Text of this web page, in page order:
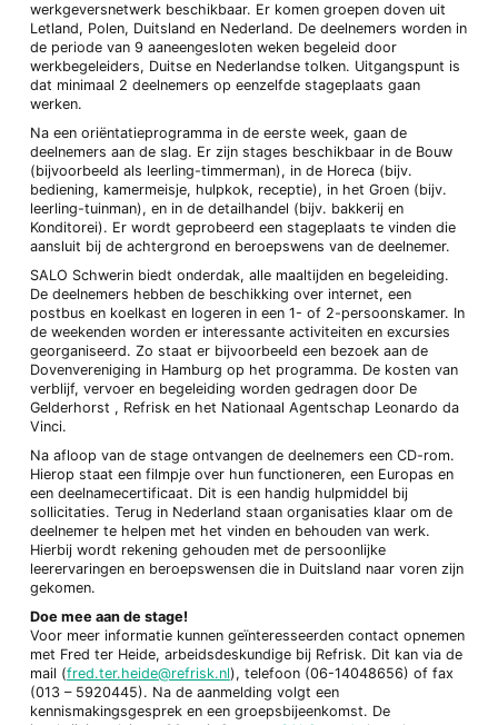
werkgeversnetwerk beschikbaar. Er komen groepen doven uit
Letland, Polen, Duitsland en Nederland. De deelnemers worden in
de periode van 9 aaneengesloten weken begeleid door
werkbegeleiders, Duitse en Nederlandse tolken. Uitgangspunt is
dat minimaal 2 deelnemers op eenzelfde stageplaats gaan
werken.
Na een oriëntatieprogramma in de eerste week, gaan de
deelnemers aan de slag. Er zijn stages beschikbaar in de Bouw
(bijvoorbeeld als leerling-timmerman), in de Horeca (bijv.
bediening, kamermeisje, hulpkok, receptie), in het Groen (bijv.
leerling-tuinman), en in de detailhandel (bijv. bakkerij en
Konditorei). Er wordt geprobeerd een stageplaats te vinden die
aansluit bij de achtergrond en beroepswens van de deelnemer.
SALO Schwerin biedt onderdak, alle maaltijden en begeleiding.
De deelnemers hebben de beschikking over internet, een
postbus en koelkast en logeren in een 1- of 2-persoonskamer. In
de weekenden worden er interessante activiteiten en excursies
georganiseerd. Zo staat er bijvoorbeeld een bezoek aan de
Dovenvereniging in Hamburg op het programma. De kosten van
verblijf, vervoer en begeleiding worden gedragen door De
Gelderhorst , Refrisk en het Nationaal Agentschap Leonardo da
Vinci.
Na afloop van de stage ontvangen de deelnemers een CD-rom.
Hierop staat een filmpje over hun functioneren, een Europas en
een deelnamecertificaat. Dit is een handig hulpmiddel bij
sollicitaties. Terug in Nederland staan organisaties klaar om de
deelnemer te helpen met het vinden en behouden van werk.
Hierbij wordt rekening gehouden met de persoonlijke
leerervaringen en beroepswensen die in Duitsland naar voren zijn
gekomen.
Doe mee aan de stage!
Voor meer informatie kunnen geïnteresseerden contact opnemen
met Fred ter Heide, arbeidsdeskundige bij Refrisk. Dit kan via de
mail (fred.ter.heide@refrisk.nl), telefoon (06-14048656) of fax
(013 – 5920445). Na de aanmelding volgt een
kennismakingsgesprek en een groepsbijeenkomst. De